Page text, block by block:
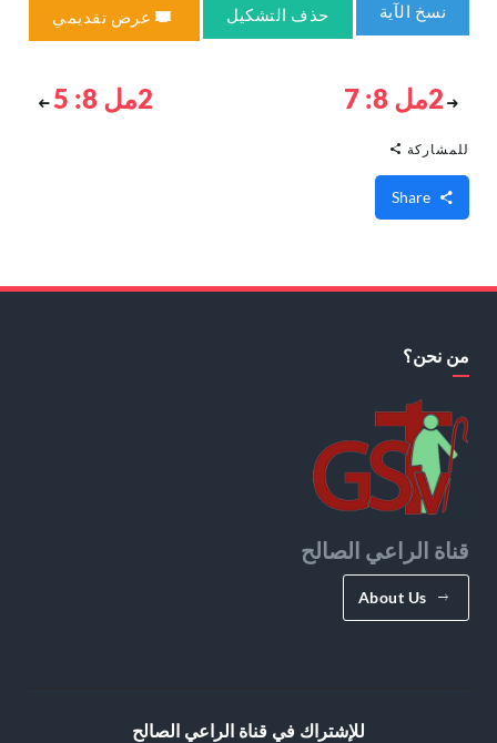
نسخ الآية حذف التشكيل عرض تقديمي
2مل 8: 7 2مل 8: 5
للمشاركة
من نحن؟
قناة الراعي الصالح
About Us
للإشتراك في قناة الراعي الصالح